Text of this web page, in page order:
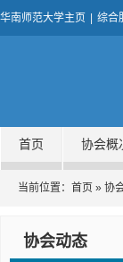
华南师范大学主页 综合
首页 协会概
当前位置： 首页 » 协
协会动态